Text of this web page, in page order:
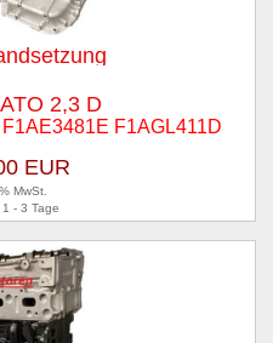
2,3 D
F1AGL411D
EUR
MwSt.
- 3 Tage